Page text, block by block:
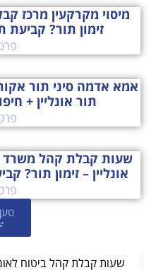
זימון תור?
תור אונליין +
אונליין – זימון תור?
זימון תור? קביעת תור? כל